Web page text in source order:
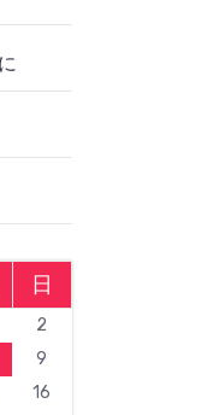
日
2
9
16